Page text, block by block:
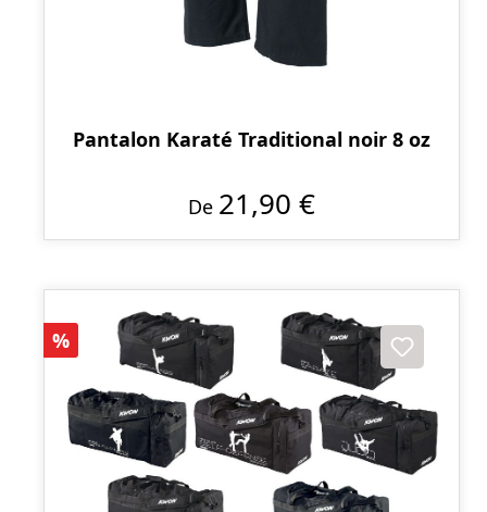
Pantalon Karaté Traditional noir 8 oz
De 21,90 €
Réduction
%